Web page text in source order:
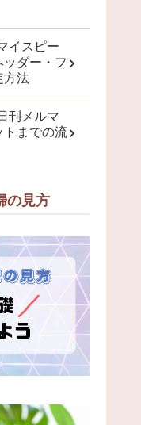
イスピー
ダー・フ
方法
刊メルマ
トまでの流
の見方